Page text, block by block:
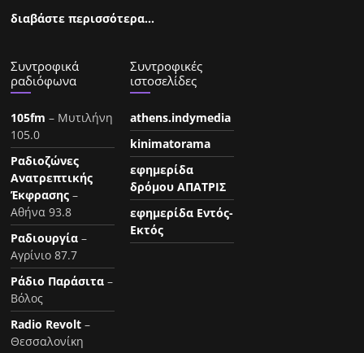
διαβάστε περισσότερα…
Συντροφικά
ραδιόφωνα
105fm – Μυτιλήνη
105.0
Ραδιοζώνες
Ανατρεπτικής
Έκφρασης –
Αθήνα 93.8
Ραδιουργία –
Αγρίνιο 87.7
Ράδιο Παράσιτα –
Βόλος
Radio Revolt –
Θεσσαλονίκη
Συντροφικές
ιστοσελίδες
athens.indymedia
kinimatorama
εφημερίδα
δρόμου ΑΠΑΤΡΙΣ
εφημερίδα Εντός-
Εκτός